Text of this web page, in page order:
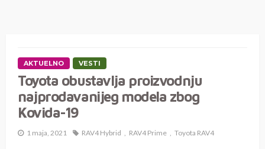
AKTUELNO VESTI
Toyota obustavlja proizvodnju
najprodavanijeg modela zbog
Kovida-19
1 maja, 2021 RAV4 Hybrid RAV4 Prime Toyota RAV4